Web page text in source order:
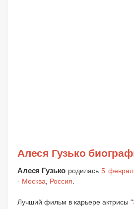
Алеся Гузько
Алеся Гузько родилась5
- Москва Россия
Лучший фильм в карьере актрисы "